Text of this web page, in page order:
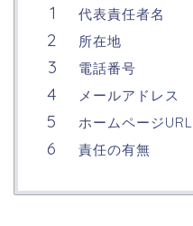
代表責任者名
所在地
電話番号
メールアドレス
ホームページURL
責任の有無